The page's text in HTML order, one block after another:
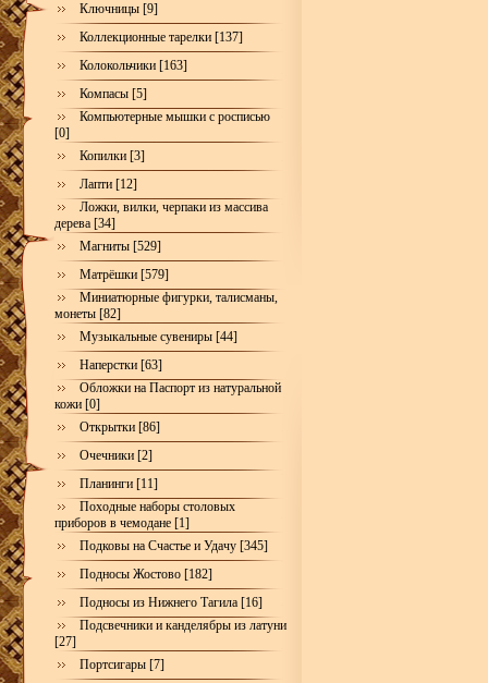
Ключницы [9]
Коллекционные тарелки [137]
Колокольчики [163]
Компасы [5]
Компьютерные мышки с росписью
[0]
Копилки [3]
Лапти [12]
Ложки, вилки, черпаки из массива
дерева [34]
Магниты [529]
Матрёшки [579]
Миниатюрные фигурки, талисманы,
монеты [82]
Музыкальные сувениры [44]
Наперстки [63]
Обложки на Паспорт из натуральной
кожи [0]
Открытки [86]
Очечники [2]
Планинги [11]
Походные наборы столовых
приборов в чемодане [1]
Подковы на Счастье и Удачу [345]
Подносы Жостово [182]
Подносы из Нижнего Тагила [16]
Подсвечники и канделябры из латуни
[27]
Портсигары [7]